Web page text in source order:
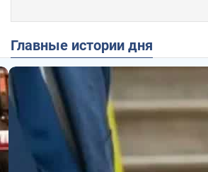
Главные истории дня